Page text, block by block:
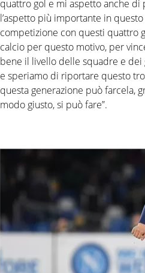
quattro gol e mi aspetto anche
l’aspetto più importante in
competizione con questi quattro
calcio per questo motivo, per
bene il livello delle squadre e dei
e speriamo di riportare questo
questa generazione può farcela,
modo giusto, si può fare”.